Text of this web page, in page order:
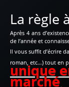
La règle
Après 4 ans
de l’année et
Il vous suffit d’écrire
roman, etc…) tout en
unique
marché